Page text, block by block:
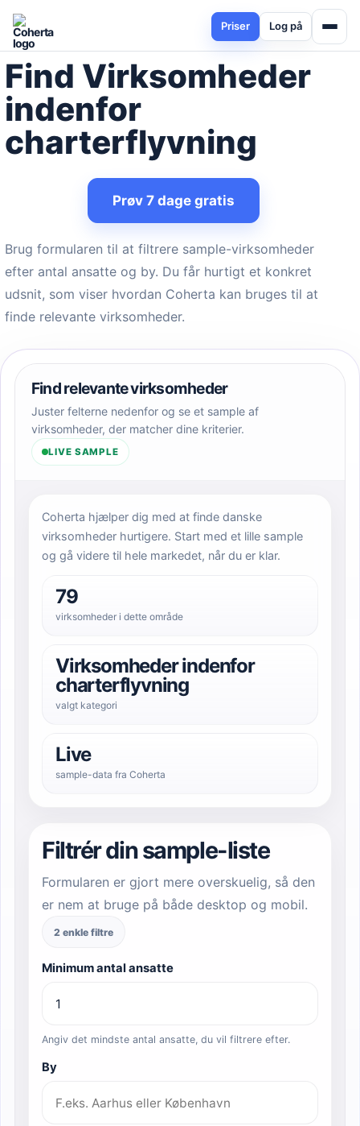
Priser Log på
Find Virksomheder
indenfor
charterflyvning
Prøv 7 dage gratis
Brug formularen til at filtrere sample-virksomheder
efter antal ansatte og by. Du får hurtigt et konkret
udsnit, som viser hvordan Coherta kan bruges til at
finde relevante virksomheder.
Find relevante virksomheder
Juster felterne nedenfor og se et sample af
virksomheder, der matcher dine kriterier.
LIVE SAMPLE
Coherta hjælper dig med at finde danske
virksomheder hurtigere. Start med et lille sample
og gå videre til hele markedet, når du er klar.
79
virksomheder i dette område
Virksomheder indenfor
charterflyvning
valgt kategori
Live
sample-data fra Coherta
Filtrér din sample-liste
Formularen er gjort mere overskuelig, så den
er nem at bruge på både desktop og mobil.
2 enkle filtre
Minimum antal ansatte
Angiv det mindste antal ansatte, du vil filtrere efter.
By